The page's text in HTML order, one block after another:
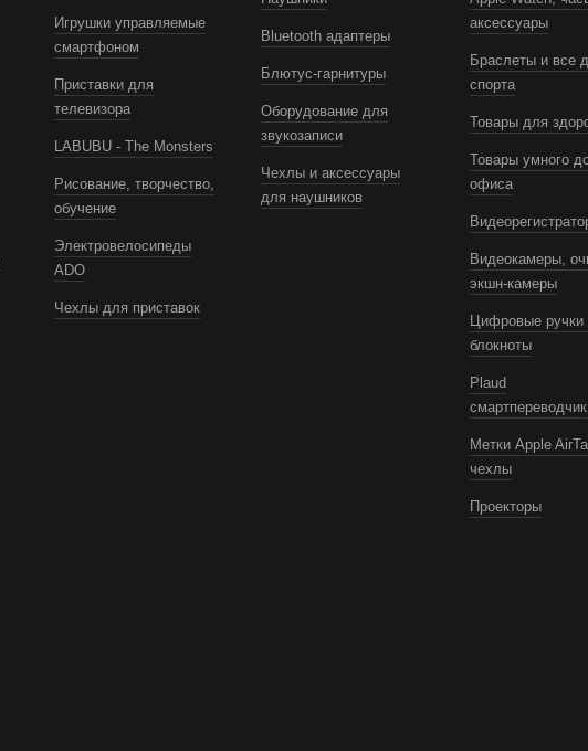
Игрушки управляемые
смартфоном
Приставки для
телевизора
LABUBU - The Monsters
Рисование, творчество,
обучение
Электровелосипеды
ADO
Чехлы для приставок
Bluetooth адаптеры
Блютус-гарнитуры
Оборудование для
звукозаписи
Чехлы и аксессуары
для наушников
аксессуары
Браслеты и все
спорта
Товары для
Товары умного
офиса
Видеокамеры,
экшн-камеры
Цифровые ручки
блокноты
Plaud
смартпереводчик
Метки Apple
чехлы
Проекторы